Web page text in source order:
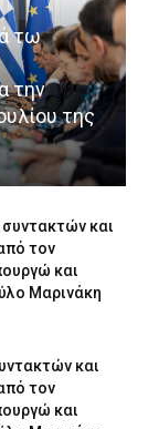
τω
την
της
και
τον
και
Μαρινάκη
και
τον
και